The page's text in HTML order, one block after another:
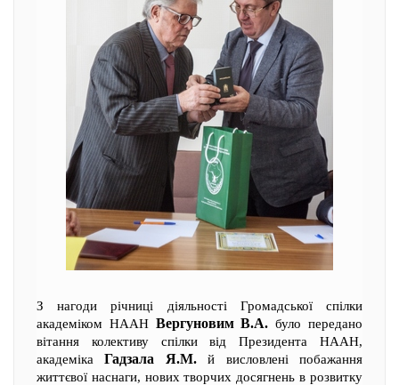
З нагоди річниці діяльності Громадської спілки
академіком НААН Вергуновим В.А. було передано
вітання колективу спілки від Президента НААН,
академікаГадзала Я.М.й висловлені побажання
життєвої наснаги, нових творчих досягнень в розвитку